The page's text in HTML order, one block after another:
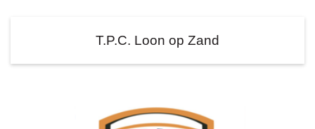
T.P.C. Loon op Zand